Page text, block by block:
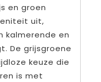
en groen
uit,
kalmerende en
De grijsgroene
keuze die
is met